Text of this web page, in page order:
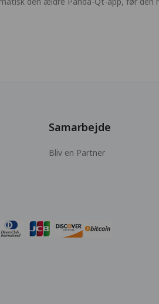
Samarbejde
Bliv en Partner